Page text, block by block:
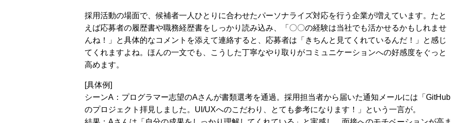
採用活動の場面で、候補者一人ひとりに合わせたパーソナライズ対応を行う企業が増えています。たと
えば応募者の履歴書や職務経歴書をしっかり読み込み、「〇〇の経験は当社でも活かせるかもしれませ
んね！」と具体的なコメントを添えて連絡すると、応募者は「きちんと見てくれているんだ！」と感じ
てくれますよね。ほんの一文でも、こうした丁寧なやり取りがコミュニケーションへの好感度をぐっと
高めます。
[具体例]
シーンA：プログラマー志望のAさんが書類選考を通過。採用担当者から届いた通知メールには「GitHub
のプロジェクト拝見しました。UI/UXへのこだわり、とても参考になります！」という一言が。